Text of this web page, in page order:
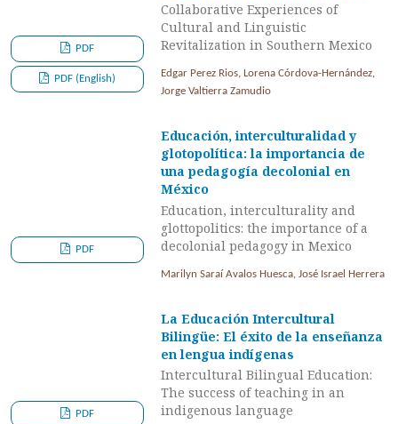
Collaborative Experiences of
Cultural and Linguistic
Revitalization in Southern Mexico
Edgar Perez Rios, Lorena Córdova-Hernández,
Jorge Valtierra Zamudio
PDF
PDF (English)
Educación, interculturalidad y
glotopolítica: la importancia de
una pedagogía decolonial en
México
Education, interculturality and
glottopolitics: the importance of a
decolonial pedagogy in Mexico
Marilyn Saraí Avalos Huesca, José Israel Herrera
PDF
La Educación Intercultural
Bilingüe: El éxito de la enseñanza
en lengua indígenas
Intercultural Bilingual Education:
The success of teaching in an
indigenous language
PDF